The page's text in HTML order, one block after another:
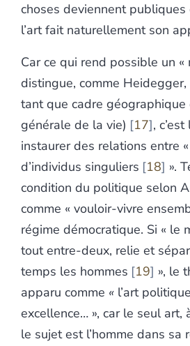
choses deviennent
l’art fait naturellement son
Car ce qui rend possible un «
distingue, comme Heidegger,
tant que cadre géographique
générale de la vie) 17 ,
instaurer des relations entre
d’individus singuliers 18 ».
condition du politique selon
comme « vouloir-vivre
régime démocratique. Si « le
tout entre-deux, relie et
temps les hommes 19 », le
apparu comme « l’art
excellence… », car le seul art,
le sujet est l’homme dans sa